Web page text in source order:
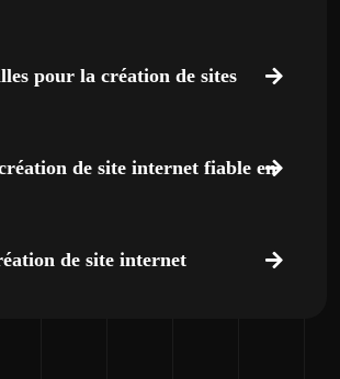
pour la création de sites
de site internet fiable en
de site internet